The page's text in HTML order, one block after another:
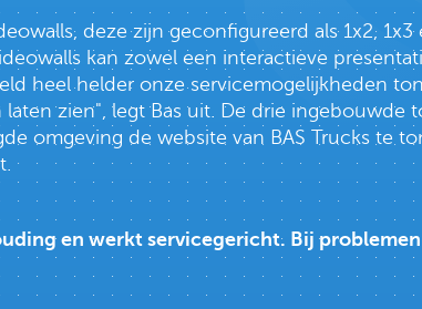
deze zijn geconfigureerd als 1x2, 1x3
kan zowel een interactieve
heel helder onze servicemogelijkheden
zien", legt Bas uit. De drie ingebouwde
omgeving de website van BAS Trucks te
en werkt servicegericht. Bij